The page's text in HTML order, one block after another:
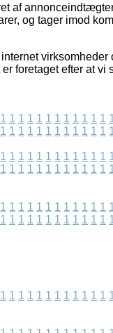
af
og tager imod
foretaget efter at
1 1 1 1 1 1 1 1 1 1 1 1
1 1 1 1 1 1 1 1 1 1 1 1
1 1 1 1 1 1 1 1 1 1 1 1
1 1 1 1 1 1 1 1 1 1 1 1
1 1 1 1 1 1 1 1 1 1 1 1
1 1 1 1 1 1 1 1 1 1 1 1
1 1 1 1 1 1 1 1 1 1 1 1